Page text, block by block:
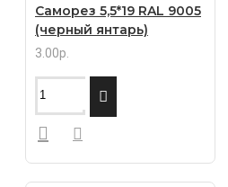
Саморез 5,5*19 RAL 9005
(черный янтарь)
3.00р.